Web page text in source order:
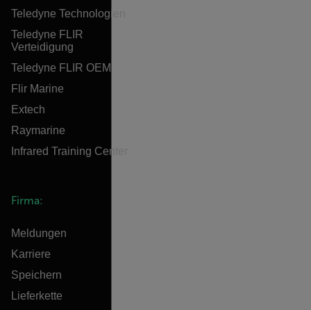
Teledyne Technologien
Teledyne FLIR
Verteidigung
Teledyne FLIR OEM
Flir Marine
Extech
Raymarine
Infrared Training Center
Firma:
Meldungen
Karriere
Speichern
Lieferkette